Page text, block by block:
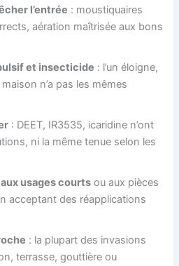
l’entrée : moustiquaires
aération maîtrisée aux bons
et insecticide : l’un éloigne,
maison n’a pas les mêmes
: DEET, IR3535, icaridine n’ont
ni la même tenue selon les
usages courts ou aux pièces
acceptant des réapplications
: la plupart des invasions
terrasse, gouttière ou